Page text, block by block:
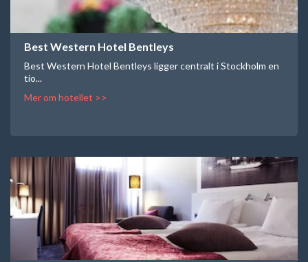
Best Western Hotel Bentleys
Best Western Hotel Bentleys ligger centralt i Stockholm en
tio...
Mer om hotellet >>